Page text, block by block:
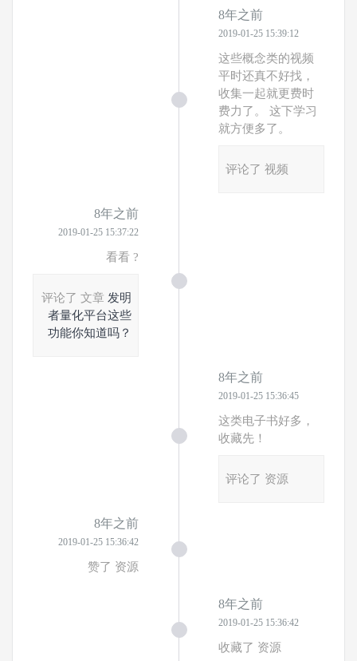
8年之前
2019-01-25 15:39:12
这些概念类的视频
平时还真不好找，
收集一起就更费时
费力了。 这下学习
就方便多了。
评论了 视频
8年之前
2019-01-25 15:37:22
看看 ?
评论了 文章 发明
者量化平台这些
功能你知道吗？
8年之前
2019-01-25 15:36:45
这类电子书好多，
收藏先！
评论了 资源
8年之前
2019-01-25 15:36:42
赞了 资源
8年之前
2019-01-25 15:36:42
收藏了 资源